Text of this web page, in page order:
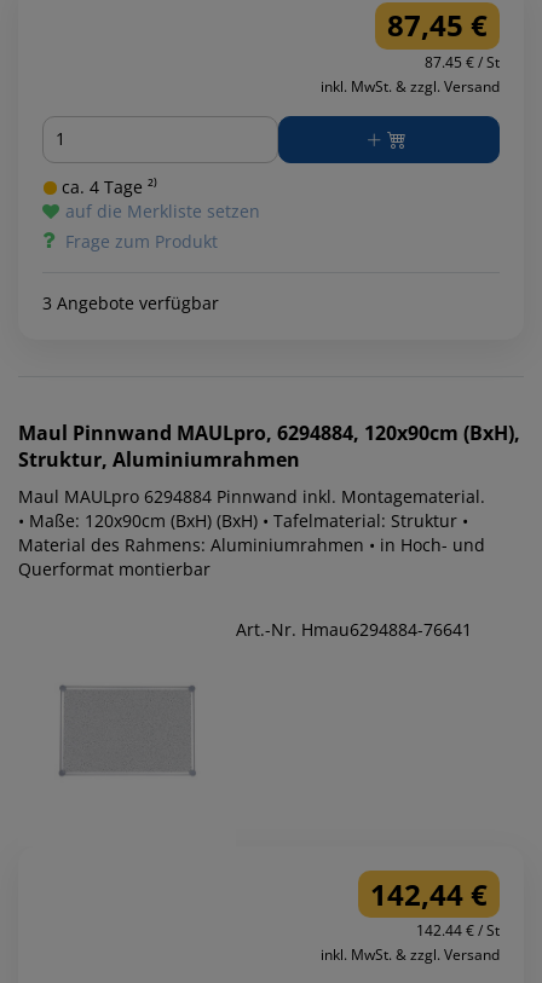
87,45 €
87.45 € / St
inkl. MwSt. & zzgl. Versand
Menge
ca. 4 Tage ²⁾
auf die Merkliste setzen
Frage zum Produkt
3 Angebote verfügbar
Maul Pinnwand MAULpro, 6294884, 120x90cm (BxH),
Struktur, Aluminiumrahmen
Maul MAULpro 6294884 Pinnwand inkl. Montagematerial.
• Maße: 120x90cm (BxH) (BxH) • Tafelmaterial: Struktur •
Material des Rahmens: Aluminiumrahmen • in Hoch- und
Querformat montierbar
Art.-Nr. Hmau6294884-76641
142,44 €
142.44 € / St
inkl. MwSt. & zzgl. Versand